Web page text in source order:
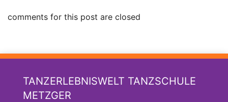
comments for this post are closed
TANZERLEBNISWELT TANZSCHULE
METZGER